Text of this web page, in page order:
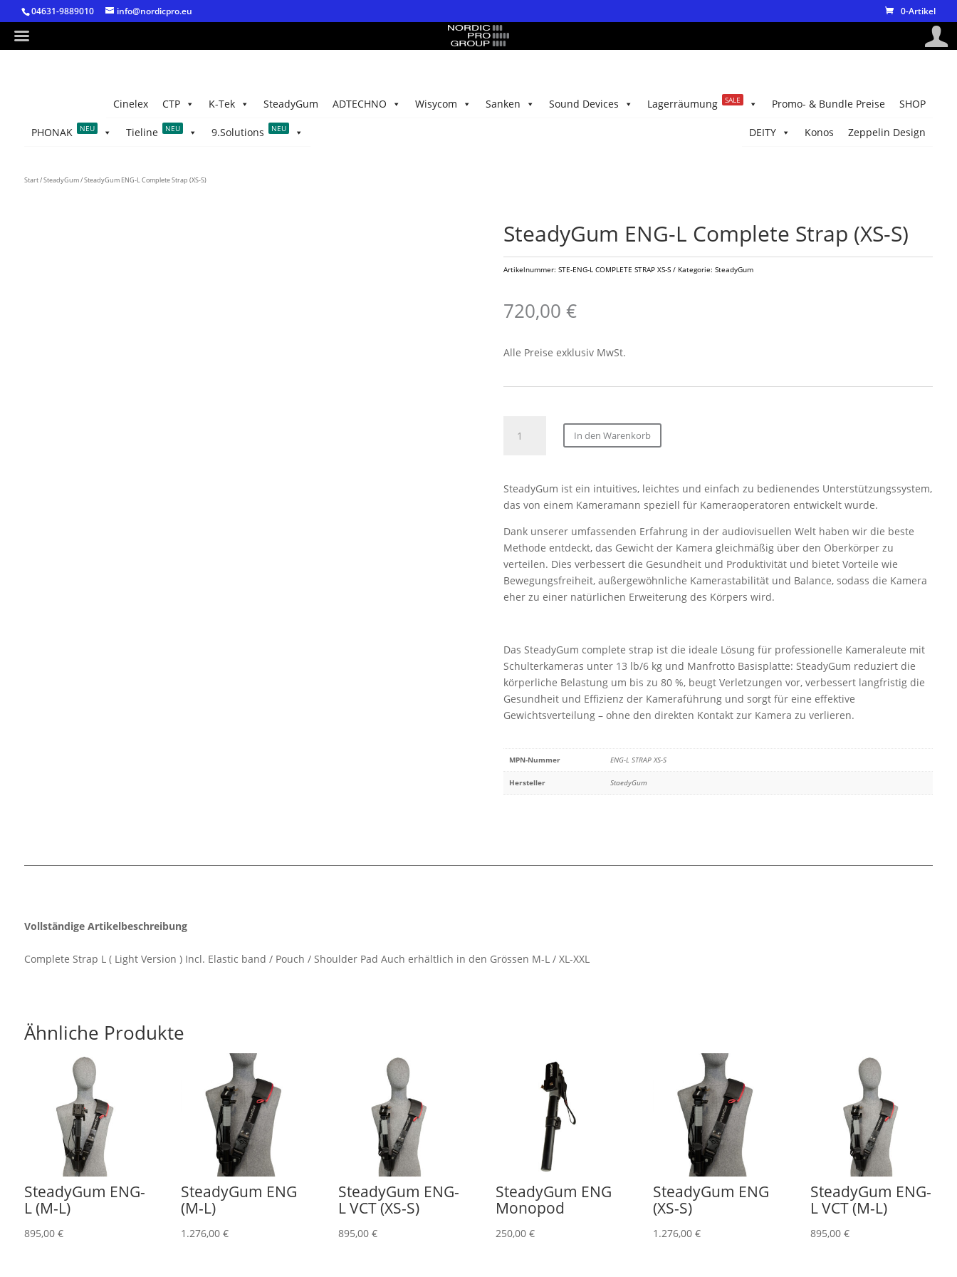
04631-9889010 info@nordicpro.eu 0-Artikel
SHOP
Promo- & Bundle Preise
Lagerräumung SALE
Sound Devices
Sanken
Wisycom
ADTECHNO
SteadyGum
K-Tek
CTP
Cinelex
Zeppelin Design
Konos
DEITY
PHONAK NEU Tieline NEU 9.Solutions NEU
Start/SteadyGum/ SteadyGum ENG-L Complete Strap (XS-S)
SteadyGum ENG-L Complete Strap (XS-S)
Artikelnummer:STE-ENG-L COMPLETE STRAP XS-S Kategorie:SteadyGum
720,00€
Alle Preise exklusiv MwSt.
ENG-
Strap
(XS-
Menge
In den Warenkorb
SteadyGum ist ein intuitives, leichtes und einfach zu bedienendes Unterstützungssystem,
das von einem Kameramann speziell für Kameraoperatoren entwickelt wurde.
Dank unserer umfassenden Erfahrung in der audiovisuellen Welt haben wir die beste
Methode entdeckt, das Gewicht der Kamera gleichmäßig über den Oberkörper zu
verteilen. Dies verbessert die Gesundheit und Produktivität und bietet Vorteile wie
Bewegungsfreiheit, außergewöhnliche Kamerastabilität und Balance, sodass die Kamera
eher zu einer natürlichen Erweiterung des Körpers wird.
Das SteadyGum complete strap ist die ideale Lösung für professionelle Kameraleute mit
Schulterkameras unter 13 lb/6 kg und Manfrotto Basisplatte: SteadyGum reduziert die
körperliche Belastung um bis zu 80 %, beugt Verletzungen vor, verbessert langfristig die
Gesundheit und Effizienz der Kameraführung und sorgt für eine effektive
Gewichtsverteilung – ohne den direkten Kontakt zur Kamera zu verlieren.
MPN-Nummer ENG-L STRAP XS-S
Hersteller StaedyGum
Vollständige Artikelbeschreibung
Complete Strap L ( Light Version ) Incl. Elastic band / Pouch / Shoulder Pad Auch erhältlich in den Grössen M-L / XL-XXL
Ähnliche Produkte
SteadyGum ENG-
L (M-L)
895,00 €
SteadyGum ENG
(M-L)
1.276,00€
SteadyGum ENG-
L VCT (XS-S)
895,00€
SteadyGum ENG
Monopod
250,00€
SteadyGum ENG
(XS-S)
1.276,00€
SteadyGum ENG-
L VCT (M-L)
895,00 €